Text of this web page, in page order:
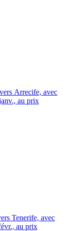
Arrecife, avec
au prix
Tenerife, avec
au prix